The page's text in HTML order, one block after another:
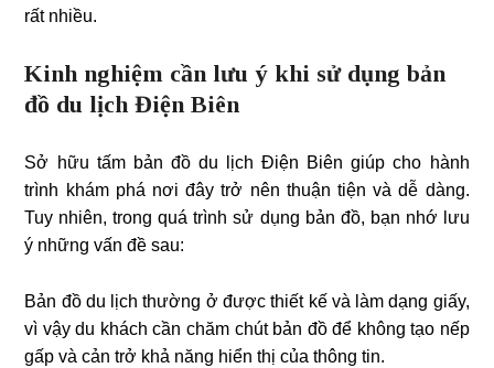
rất nhiều.
Kinh nghiệm cần lưu ý khi sử dụng bản
đồ du lịch Điện Biên
Sở hữu tấm bản đồ du lịch Điện Biên giúp cho hành
trình khám phá nơi đây trở nên thuận tiện và dễ dàng.
Tuy nhiên, trong quá trình sử dụng bản đồ, bạn nhớ lưu
ý những vấn đề sau:
Bản đồ du lịch thường ở được thiết kế và làm dạng giấy,
vì vậy du khách cần chăm chút bản đồ để không tạo nếp
gấp và cản trở khả năng hiển thị của thông tin.